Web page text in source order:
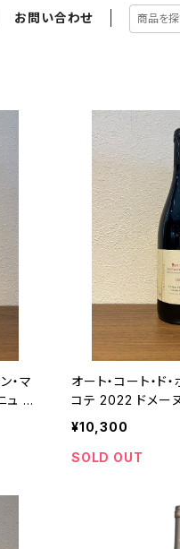
お問い合わせ
・マ
ュ フ
オート・コート・ド
コテ 2022 ドメーヌ
ン ブルゴーニュ
¥10,300
SOLD OUT